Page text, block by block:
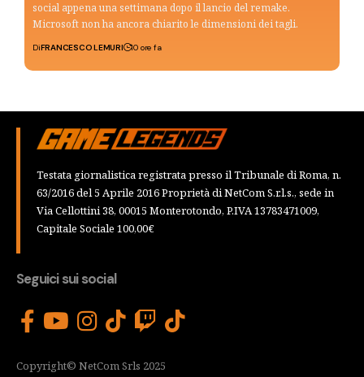
social appena una settimana dopo il lancio del remake.
Microsoft non ha ancora chiarito le dimensioni dei tagli.
DiFRANCESCO LEMURI 10 ore fa
Testata giornalistica registrata presso il Tribunale di Roma, n.
63/2016 del 5 Aprile 2016 Proprietà di NetCom S.r.l.s., sede in
Via Cellottini 38, 00015 Monterotondo, P.IVA 13783471009,
Capitale Sociale 100,00€
Seguici sui social
Copyright© NetCom Srls 2025